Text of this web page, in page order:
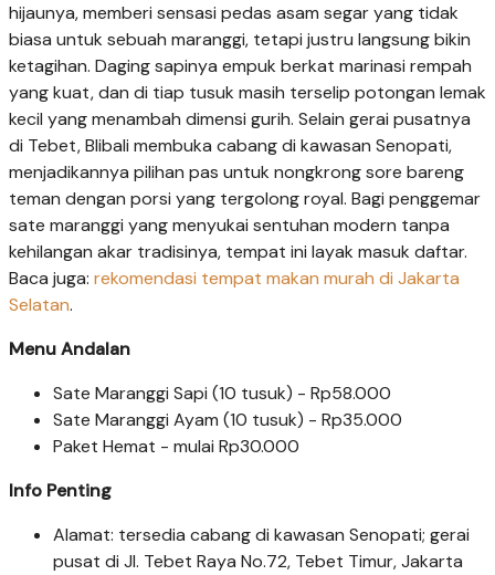
hijaunya, memberi sensasi pedas asam segar yang tidak
biasa untuk sebuah maranggi, tetapi justru langsung bikin
ketagihan. Daging sapinya empuk berkat marinasi rempah
yang kuat, dan di tiap tusuk masih terselip potongan lemak
kecil yang menambah dimensi gurih. Selain gerai pusatnya
di Tebet, Blibali membuka cabang di kawasan Senopati,
menjadikannya pilihan pas untuk nongkrong sore bareng
teman dengan porsi yang tergolong royal. Bagi penggemar
sate maranggi yang menyukai sentuhan modern tanpa
kehilangan akar tradisinya, tempat ini layak masuk daftar.
Baca juga: rekomendasi tempat makan murah di Jakarta
Selatan.
Menu Andalan
Sate Maranggi Sapi (10 tusuk) - Rp58.000
Sate Maranggi Ayam (10 tusuk) - Rp35.000
Paket Hemat - mulai Rp30.000
Info Penting
Alamat: tersedia cabang di kawasan Senopati; gerai
pusat di Jl. Tebet Raya No.72, Tebet Timur, Jakarta